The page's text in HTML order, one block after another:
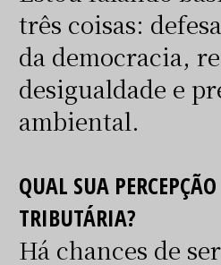
três coisas:
da democracia,
desigualdade e
ambiental.
QUAL SUA
TRIBUTÁRIA?
Há chances de